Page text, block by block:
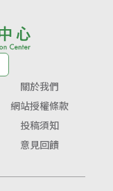
關於我們
網站授權條款
投稿須知
意見回饋